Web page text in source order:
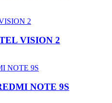
VISION 2
NOTE 9S